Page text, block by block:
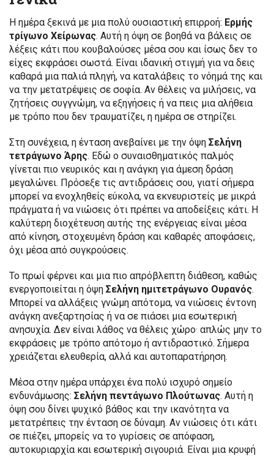
Η ημέρα ξεκινά με μια πολύ ουσιαστική επιρροή: Ερμής
τρίγωνο Χείρωνας. Αυτή η όψη σε βοηθά να βάλεις σε
λέξεις κάτι που κουβαλούσες μέσα σου και ίσως δεν το
είχες εκφράσει σωστά. Είναι ιδανική στιγμή για να δεις
καθαρά μια παλιά πληγή, να καταλάβεις το νόημά της και
να την μετατρέψεις σε σοφία. Αν θέλεις να μιλήσεις, να
ζητήσεις συγγνώμη, να εξηγήσεις ή να πεις μια αλήθεια
με τρόπο που δεν τραυματίζει, η ημέρα σε στηρίζει.
Στη συνέχεια, η ένταση ανεβαίνει με την όψη Σελήνη
τετράγωνο Άρης. Εδώ ο συναισθηματικός παλμός
γίνεται πιο νευρικός και η ανάγκη για άμεση δράση
μεγαλώνει. Πρόσεξε τις αντιδράσεις σου, γιατί σήμερα
μπορεί να ενοχληθείς εύκολα, να εκνευριστείς με μικρά
πράγματα ή να νιώσεις ότι πρέπει να αποδείξεις κάτι. Η
καλύτερη διοχέτευση αυτής της ενέργειας είναι μέσα
από κίνηση, στοχευμένη δράση και καθαρές αποφάσεις,
όχι μέσα από συγκρούσεις.
Το πρωί φέρνει και μια πιο απρόβλεπτη διάθεση, καθώς
ενεργοποιείται η όψη Σελήνη ημιτετράγωνο Ουρανός.
Μπορεί να αλλάξεις γνώμη απότομα, να νιώσεις έντονη
ανάγκη ανεξαρτησίας ή να σε πιάσει μια εσωτερική
ανησυχία. Δεν είναι λάθος να θέλεις χώρο· απλώς μην το
εκφράσεις με τρόπο απότομο ή αντιδραστικό. Σήμερα
χρειάζεται ελευθερία, αλλά και αυτοπαρατήρηση.
Μέσα στην ημέρα υπάρχει ένα πολύ ισχυρό σημείο
ενδυνάμωσης: Σελήνη πεντάγωνο Πλούτωνας. Αυτή η
όψη σου δίνει ψυχικό βάθος και την ικανότητα να
μετατρέπεις την ένταση σε δύναμη. Αν νιώσεις ότι κάτι
σε πιέζει, μπορείς να το γυρίσεις σε απόφαση,
αυτοκυριαρχία και εσωτερική σιγουριά. Είναι μια κρυφή